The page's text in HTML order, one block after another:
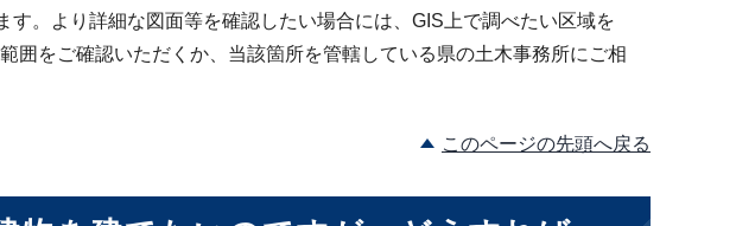
。より詳細な図面等を確認したい場合には、GIS上で調べたい区域を
囲をご確認いただくか、当該箇所を管轄している県の土木事務所にご相
このページの先頭へ戻る